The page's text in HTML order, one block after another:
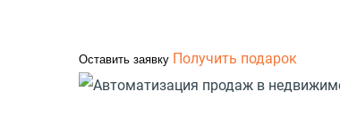
Оставить заявку Получить подарок